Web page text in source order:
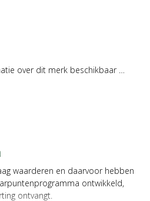
over dit merk beschikbaar …
waarderen en daarvoor hebben
ontwikkeld,
ontvangt.